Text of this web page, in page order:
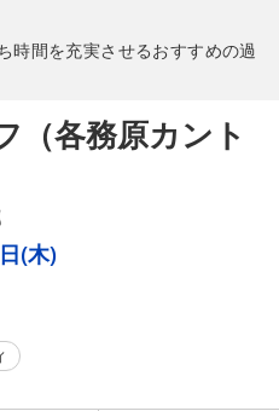
時間を充実させるおすすめの過
（各務原カント
(木)